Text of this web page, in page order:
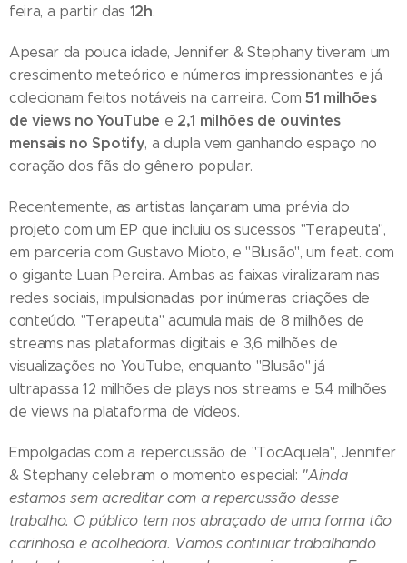
feira, a partir das 12h.
Apesar da pouca idade, Jennifer & Stephany tiveram um
crescimento meteórico e números impressionantes e já
colecionam feitos notáveis na carreira. Com 51 milhões
de views no YouTube e 2,1 milhões de ouvintes
mensais no Spotify, a dupla vem ganhando espaço no
coração dos fãs do gênero popular.
Recentemente, as artistas lançaram uma prévia do
projeto com um EP que incluiu os sucessos "Terapeuta",
em parceria com Gustavo Mioto, e "Blusão", um feat. com
o gigante Luan Pereira. Ambas as faixas viralizaram nas
redes sociais, impulsionadas por inúmeras criações de
conteúdo. "Terapeuta" acumula mais de 8 milhões de
streams nas plataformas digitais e 3,6 milhões de
visualizações no YouTube, enquanto "Blusão" já
ultrapassa 12 milhões de plays nos streams e 5.4 milhões
de views na plataforma de vídeos.
Empolgadas com a repercussão de "TocAquela", Jennifer
& Stephany celebram o momento especial: "Ainda
estamos sem acreditar com a repercussão desse
trabalho. O público tem nos abraçado de uma forma tão
carinhosa e acolhedora. Vamos continuar trabalhando